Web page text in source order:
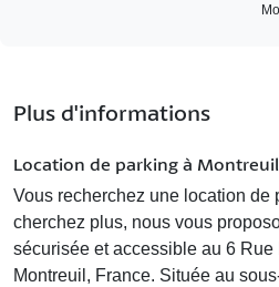
Plus d'informations
Location de parking à
Vous recherchez une location de
cherchez plus, nous vous
sécurisée et accessible au 6
Montreuil, France. Située au